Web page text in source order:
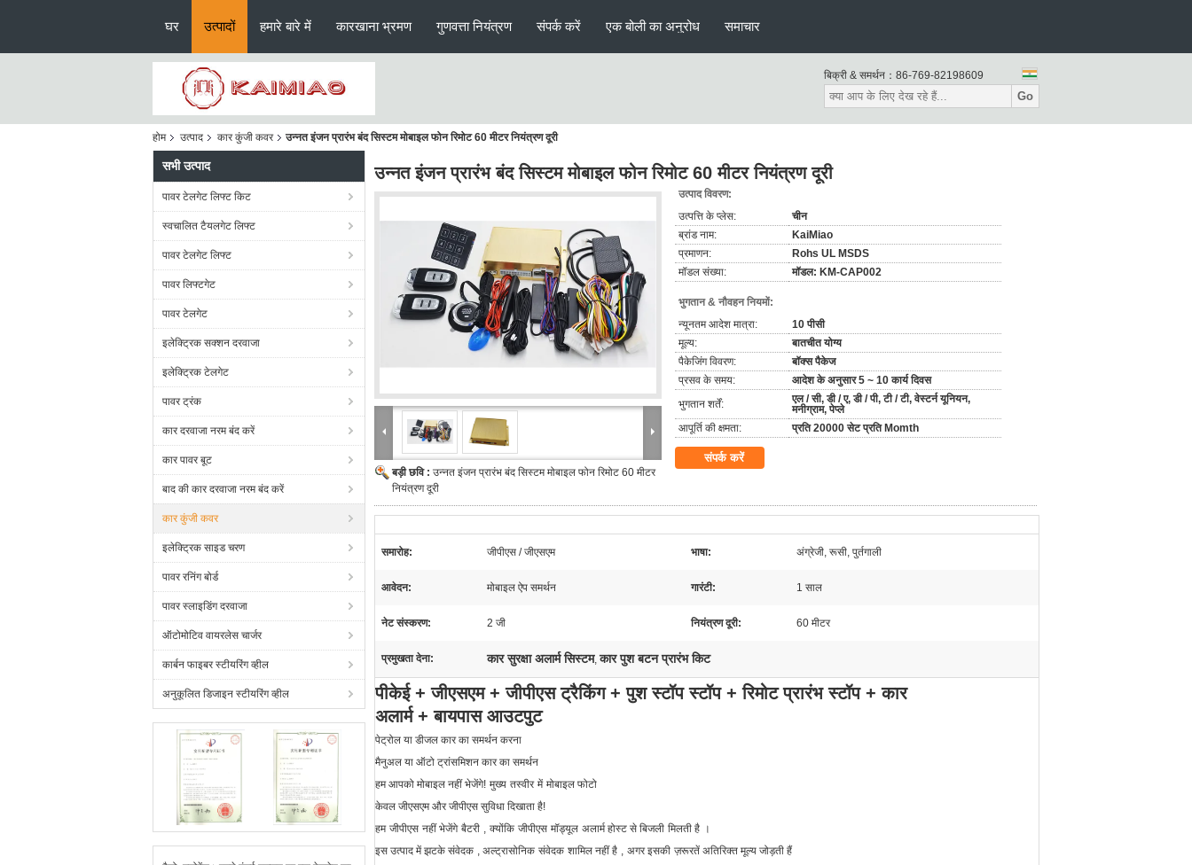
घर उत्पादों हमारे बारे में कारखाना भ्रमण गुणवत्ता नियंत्रण संपर्क करें एक बोली का अनुरोध समाचार
बिक्री & समर्थन： 86-769-82198609
Go
होम उत्पाद कार कुंजी कवर उन्नत इंजन प्रारंभ बंद सिस्टम मोबाइल फोन रिमोट 60 मीटर नियंत्रण दूरी
सभी उत्पाद
पावर टेलगेट लिफ्ट किट
स्वचालित टैयलगेट लिफ्ट
पावर टेलगेट लिफ्ट
पावर लिफ्टगेट
पावर टेलगेट
इलेक्ट्रिक सक्शन दरवाजा
इलेक्ट्रिक टेलगेट
पावर ट्रंक
कार दरवाजा नरम बंद करें
कार पावर बूट
बाद की कार दरवाजा नरम बंद करें
कार कुंजी कवर
इलेक्ट्रिक साइड चरण
पावर रनिंग बोर्ड
पावर स्लाइडिंग दरवाजा
ऑटोमोटिव वायरलेस चार्जर
कार्बन फाइबर स्टीयरिंग व्हील
अनुकूलित डिजाइन स्टीयरिंग व्हील
उन्नत इंजन प्रारंभ बंद सिस्टम मोबाइल फोन रिमोट 60 मीटर नियंत्रण दूरी
बड़ी छवि : उन्नत इंजन प्रारंभ बंद सिस्टम मोबाइल फोन रिमोट 60 मीटर
नियंत्रण दूरी
उत्पाद विवरण:
उत्पत्ति के प्लेस:
चीन
ब्रांड नाम:
KaiMiao
प्रमाणन:
Rohs UL MSDS
मॉडल संख्या:
मॉडल: KM-CAP002
भुगतान & नौवहन नियमों:
न्यूनतम आदेश मात्रा:
10 पीसी
मूल्य:
बातचीत योग्य
पैकेजिंग विवरण:
बॉक्स पैकेज
प्रसव के समय:
आदेश के अनुसार 5 ~ 10 कार्य दिवस
भुगतान शर्तें:
एल / सी, डी / ए, डी / पी, टी / टी, वेस्टर्न यूनियन,
मनीग्राम, पेप्ले
आपूर्ति की क्षमता:
प्रति 20000 सेट प्रति Momth
संपर्क करें
समारोह: जीपीएस / जीएसएम भाषा: अंग्रेजी, रूसी, पुर्तगाली
आवेदन: मोबाइल ऐप समर्थन गारंटी: 1 साल
नेट संस्करण: 2 जी नियंत्रण दूरी: 60 मीटर
प्रमुखता देना: कार सुरक्षा अलार्म सिस्टम,कार पुश बटन प्रारंभ किट
पीकेई + जीएसएम + जीपीएस ट्रैकिंग + पुश स्टॉप स्टॉप + रिमोट प्रारंभ स्टॉप + कार
अलार्म + बायपास आउटपुट
पेट्रोल या डीजल कार का समर्थन करना
मैनुअल या ऑटो ट्रांसमिशन कार का समर्थन
हम आपको मोबाइल नहीं भेजेंगे! मुख्य तस्वीर में मोबाइल फोटो
केवल जीएसएम और जीपीएस सुविधा दिखाता है!
हम जीपीएस नहीं भेजेंगे बैटरी , क्योंकि जीपीएस मॉड्यूल अलार्म होस्ट से बिजली मिलती है ।
इस उत्पाद में झटके संवेदक , अल्ट्रासोनिक संवेदक शामिल नहीं है , अगर इसकी ज़रूरतें अतिरिक्त मूल्य जोड़ती हैं